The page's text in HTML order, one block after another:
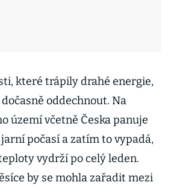
které trápily drahé energie,
oddechnout. Na
území včetně Česka panuje
počasí a zatím to vypadá,
vydrží po celý leden.
by se mohla zařadit mezi